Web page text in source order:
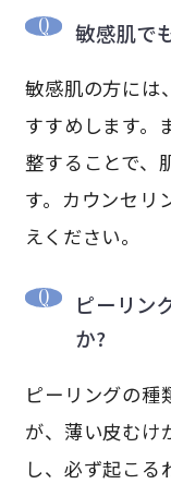
敏感肌で
敏感肌の方には
すすめします。
整することで、
す。カウンセリ
えください。
ピーリン
か?
ピーリングの種
が、薄い皮むけ
し、必ず起こ